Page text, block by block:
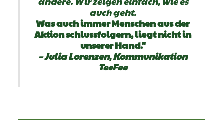
auch geht.
Was auch immer Menschen aus der
Aktion schlussfolgern, liegt nicht in
unserer Hand."
– Julia Lorenzen, Kommunikation
TeeFee